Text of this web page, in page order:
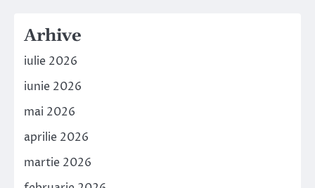
Arhive
iulie 2026
iunie 2026
mai 2026
aprilie 2026
martie 2026